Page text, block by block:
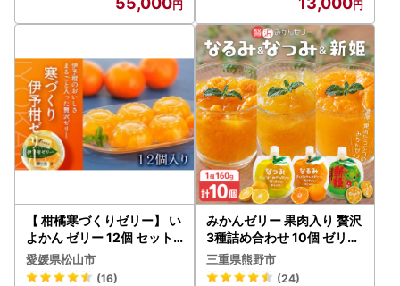
【 柑橘寒づくりゼリー】 い
よかん ゼリー 12個 セット
おやつ お子様 子ども【JZE
0021】
愛媛県松山市
(16)
みかんゼリー 果肉入り 贅沢
3種詰め合わせ 10個 ゼリー
【kmkn0067】
三重県熊野市
(24)